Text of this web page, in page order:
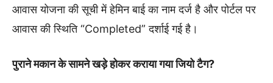
आवास योजना की सूची में हेमिन बाई का नाम दर्ज है और पोर्टल पर
आवास की स्थिति “Completed” दर्शाई गई है।
पुराने मकान के सामने खड़े होकर कराया गया जियो टैग?